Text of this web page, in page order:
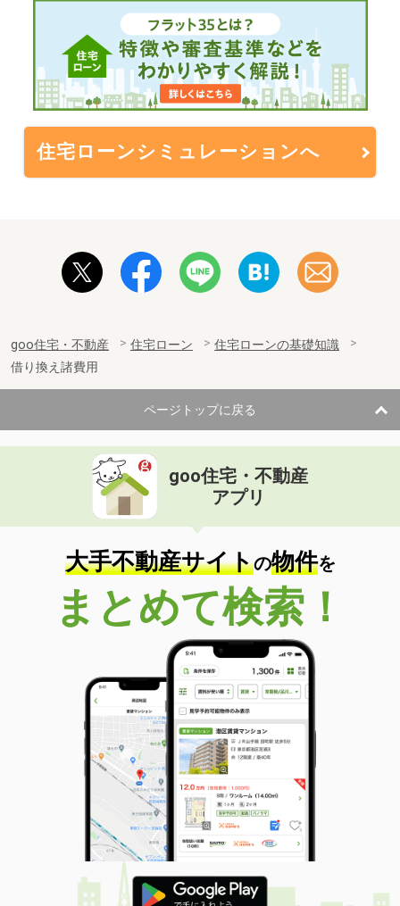
住宅ローンシミュレーションへ
goo住宅・不動産 住宅ローン
住宅ローンの基礎知識
借り換え諸費用
ページトップに戻る
goo住宅・不動産
アプリ
大手不動産サイトの物件を
まとめて検索！